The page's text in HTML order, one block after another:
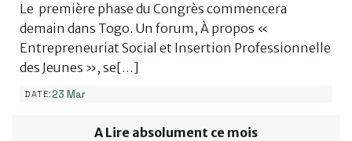
Le première phase du Congrès commencera
demain dans Togo. Un forum, À propos «
Entrepreneuriat Social et Insertion Professionnelle
des Jeunes », se[…]
DATE:23 Mar
A Lire absolument ce mois